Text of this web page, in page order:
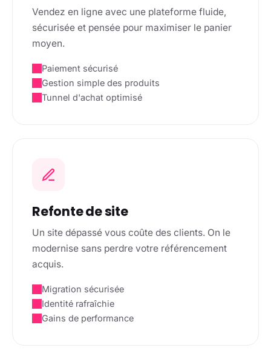
Vendez en ligne avec une plateforme fluide,
sécurisée et pensée pour maximiser le panier
moyen.
Paiement sécurisé
Gestion simple des produits
Tunnel d'achat optimisé
Refonte de site
Un site dépassé vous coûte des clients. On le
modernise sans perdre votre référencement
acquis.
Migration sécurisée
Identité rafraîchie
Gains de performance